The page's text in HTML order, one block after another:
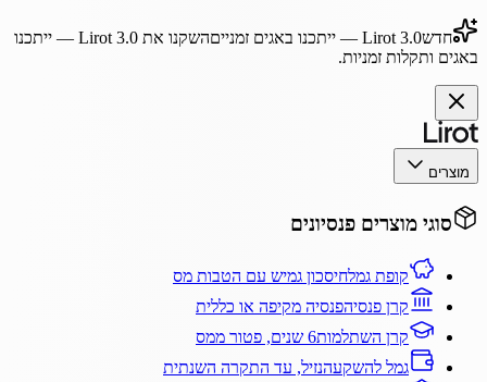
חדשLirot 3.0 — ייתכנו באגים זמנייםהשקנו את Lirot 3.0— ייתכנו
באגים ותקלות זמניות.
מוצרים
סוגי מוצרים פנסיונים
קופת גמלחיסכון גמיש עם הטבות מס
קרן פנסיהפנסיה מקיפה או כללית
קרן השתלמות6 שנים, פטור ממס
גמל להשקעהנזיל, עד התקרה השנתית